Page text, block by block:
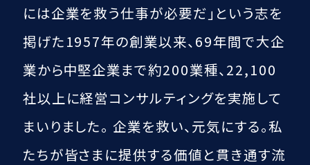
には企業を救う仕事が必要だ」という志を
掲げた1957年の創業以来、69年間で大企
業から中堅企業まで約200業種、22,100
社以上に経営コンサルティングを実施して
まいりました。 企業を救い、元気にする。私
たちが皆さまに提供する価値と貫き通す流